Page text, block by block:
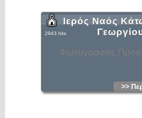
Φωτογραφίες
Ιερός Ναός
2943 hits
>>